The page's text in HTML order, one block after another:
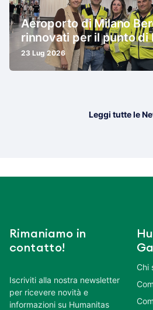
Aeroporto di Milano
rinnovati per il punto di
23 Lug 2026
Leggi tutte le
Rimaniamo in
contatto!
Iscriviti alla nostra newsletter
per ricevere novità e
informazioni su Humanitas
Chi